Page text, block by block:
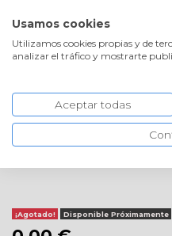
INICIO
¡Agotado! Disponible Próximamente
Usamos cookies
Utilizamos cookies propias y de
analizar el tráfico y mostrarte
Aceptar todas